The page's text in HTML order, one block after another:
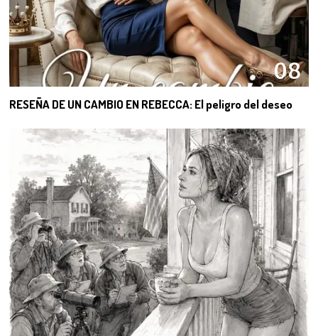
08
RESEÑA DE UN CAMBIO EN REBECCA: El peligro del deseo